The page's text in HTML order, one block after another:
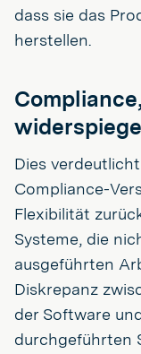
dass sie das
herstellen.
Dies
Compliance-
Flexibilität
Systeme, die
ausgeführten
Diskrepanz
der Software
durchgeführten